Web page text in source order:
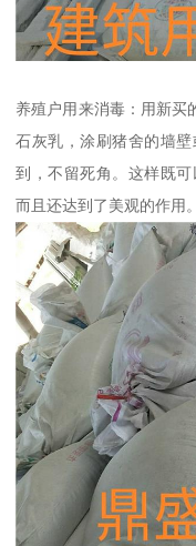
养殖户用来消毒：用新买
石灰乳，涂刷猪舍的墙
到，不留死角。这样既
而且还达到了美观的作用。